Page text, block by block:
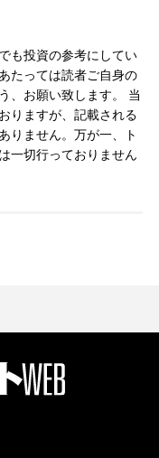
も投資の参考にしてい
たっては読者ご自身の
、お願い致します。 当
りますが、記載される
りません。万が一、ト
一切行っておりません